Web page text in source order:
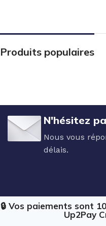
Produits populaires
N'hésitez
Nous vous
délais.
🔒 Vos paiements sont
Up2Pay